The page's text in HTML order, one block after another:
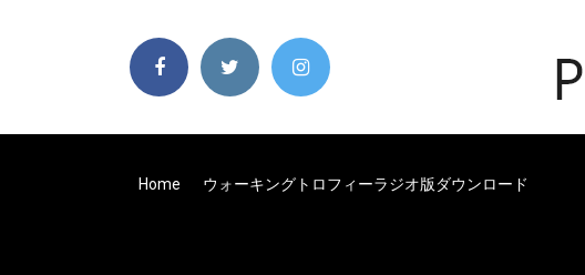
Home ウォーキングトロフィーラジオ版ダウンロード